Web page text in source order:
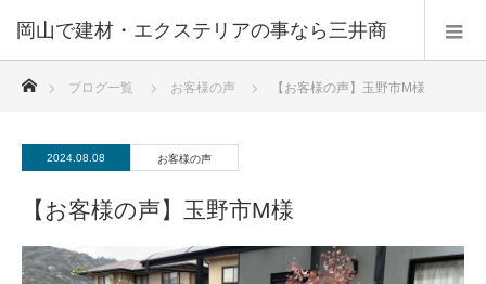
ブログ一覧 お客様の声 【お客様の声】玉野市M様
2024.08.08 お客様の声
【お客様の声】玉野市M様